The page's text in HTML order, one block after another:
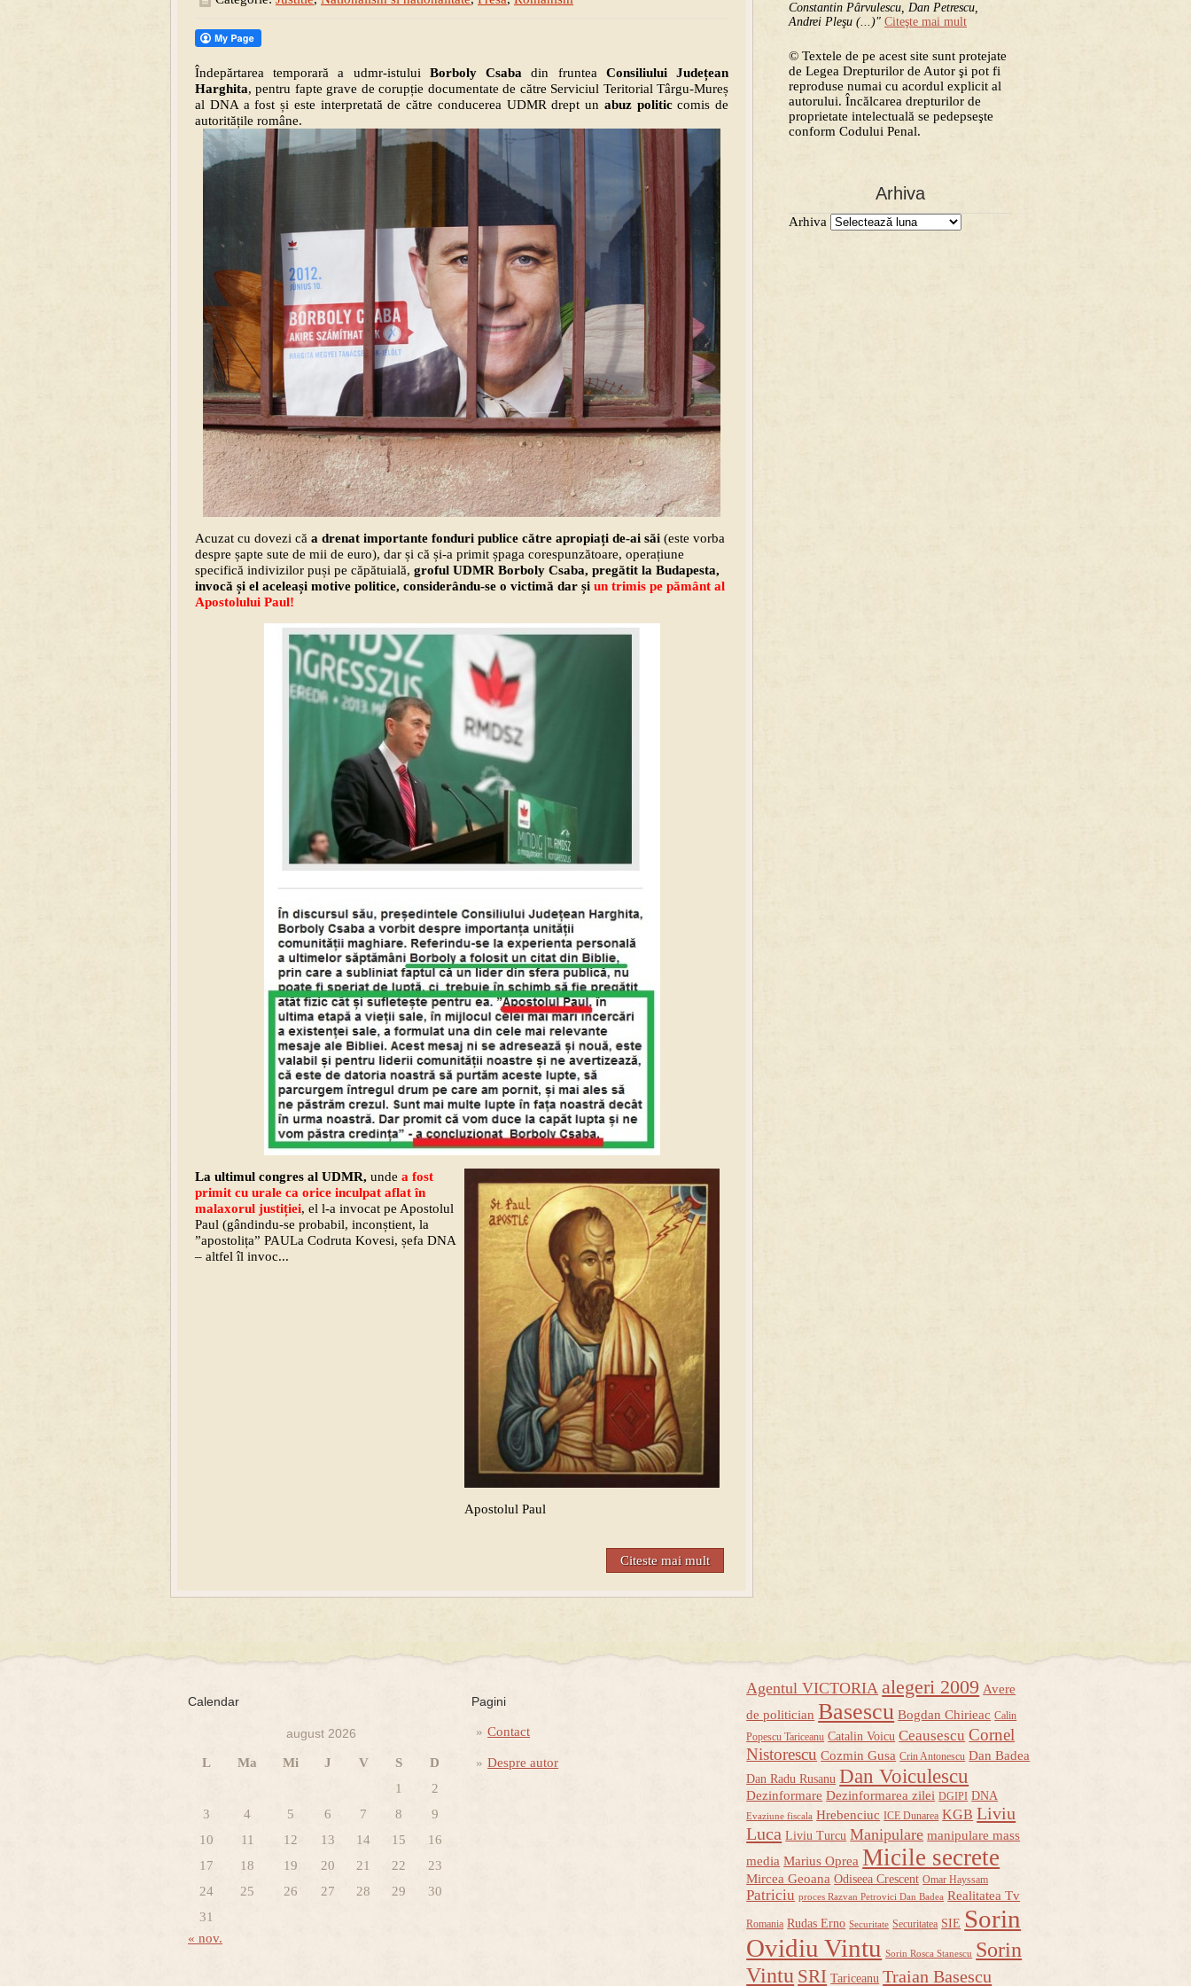
Constantin Pârvulescu, Dan Petrescu,
Andrei Pleşu (...)" Citeşte mai mult
© Textele de pe acest site sunt protejate
de Legea Drepturilor de Autor şi pot fi
reproduse numai cu acordul explicit al
autorului. Încălcarea drepturilor de
proprietate intelectuală se pedepseşte
conform Codului Penal.
Arhiva
Arhiva
Îndepărtarea temporară a udmr-istului Borboly Csaba din fruntea Consiliului Județean
Harghita, pentru fapte grave de corupție documentate de către Serviciul Teritorial Târgu-Mureș
al DNA a fost și este interpretată de către conducerea UDMR drept un abuz politiccomis de
autoritățile române.
Acuzat cu dovezi că a drenat importante fonduri publice către apropiați de-ai săi (este vorba
despre șapte sute de mii de euro), dar și că și-a primit șpaga corespunzătoare, operațiune
specifică indivizilor puși pe căpătuială, groful UDMR Borboly Csaba, pregătit la Budapesta,
invocă și el aceleași motive politice, considerându-se o victimă dar și un trimis pe pământ al
Apostolului Paul!
Apostolul Paul
La ultimul congres al UDMR, unde a fost
primit cu urale ca orice inculpat aflat în
malaxorul justiției, el l-a invocat pe Apostolul
Paul (gândindu-se probabil, inconștient, la
”apostolița” PAULa Codruta Kovesi, șefa DNA
– altfel îl invoc...
Citeste mai mult
Calendar
august 2026
L Ma Mi J V S
D
1
2
3
4 5 6 7 8
9
10
11 12 13 14 15
16
17
18 19 20 21 22
23
24
25 26 27 28 29
30
31
« nov.
Pagini
Contact
Despre autor
Agentul VICTORIA alegeri 2009 Avere
de politician Basescu Bogdan Chirieac Calin
Popescu Tariceanu Catalin Voicu Ceausescu Cornel
Nistorescu Cozmin Gusa Crin Antonescu Dan Badea
Dan Radu Rusanu Dan Voiculescu
Dezinformare Dezinformarea zilei DGIPI DNA
Evaziune fiscala Hrebenciuc ICE Dunarea KGB Liviu
Luca Liviu Turcu Manipulare manipulare mass
media Marius Oprea Micile secrete
Mircea Geoana Odiseea Crescent Omar Hayssam
Patriciu proces Razvan Petrovici Dan Badea Realitatea Tv
Romania Rudas Erno Securitate Securitatea SIE Sorin
Ovidiu Vintu Sorin Rosca Stanescu Sorin
Vintu SRI Tariceanu Traian Basescu